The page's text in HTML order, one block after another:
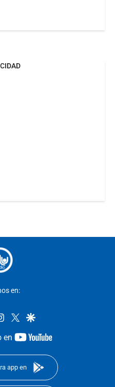
en:
instagram
twittergoogle
en
youtube-
app en